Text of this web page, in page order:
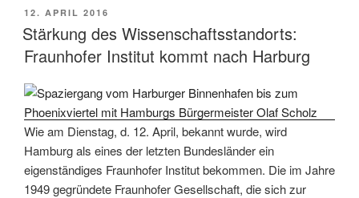
VERÖFFENTLICHT
AM
12. APRIL 2016
Stärkung des Wissenschaftsstandorts:
Fraunhofer Institut kommt nach Harburg
Wie am Dienstag, d. 12. April, bekannt wurde, wird
Hamburg als eines der letzten Bundesländer ein
eigenständiges Fraunhofer Institut bekommen. Die im Jahre
1949 gegründete Fraunhofer Gesellschaft, die sich zur